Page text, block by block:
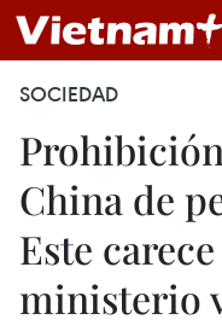
SOCIEDAD
China de
Este
ministerio